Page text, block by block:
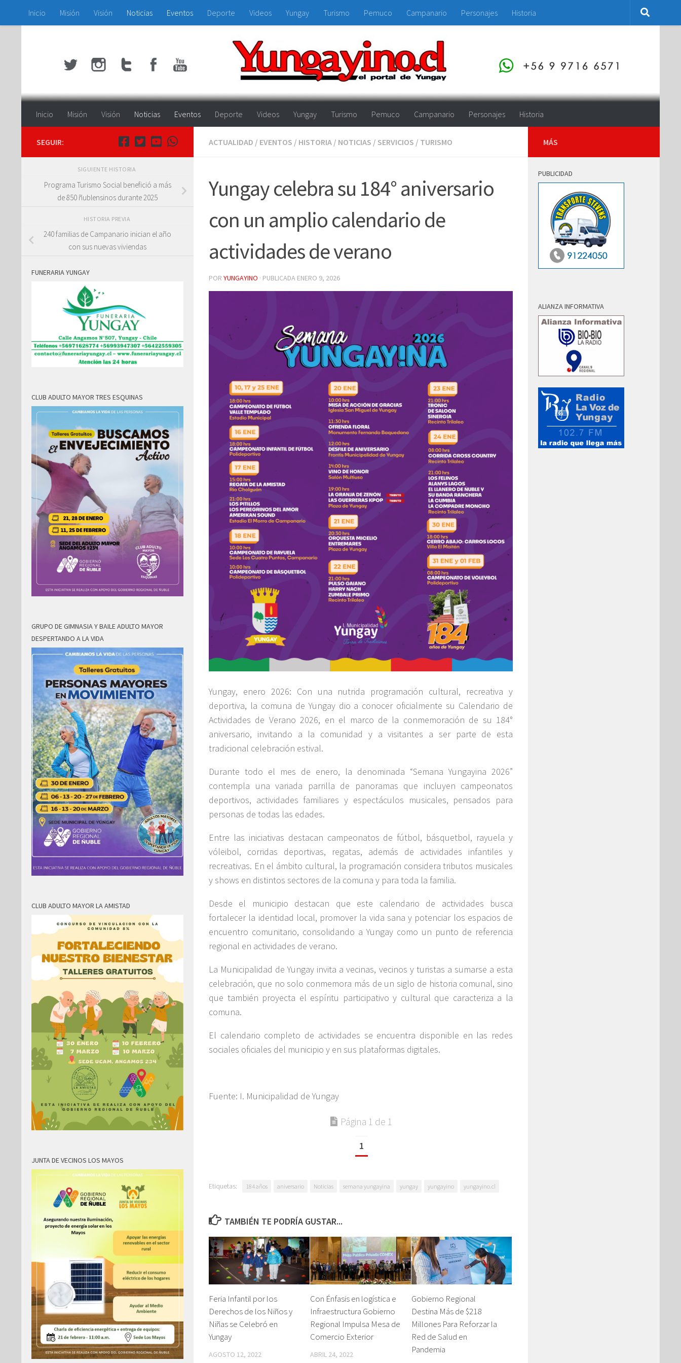
Saltar al contenido
Inicio Misión Visión Noticias Eventos Deporte Videos Yungay Turismo Pemuco Campanario Personajes Historia
Inicio Misión Visión Noticias Eventos Deporte Videos Yungay Turismo Pemuco Campanario Personajes Historia
ACTUALIDAD / EVENTOS / HISTORIA / NOTICIAS / SERVICIOS / TURISMO
Yungay celebra su 184° aniversario
con un amplio calendario de
actividades de verano
POR YUNGAYINO · PUBLICADA ENERO 9, 2026
Yungay, enero 2026: Con una nutrida programación cultural, recreativa y
deportiva, la comuna de Yungay dio a conocer oficialmente su Calendario de
Actividades de Verano 2026, en el marco de la conmemoración de su 184°
aniversario, invitando a la comunidad y a visitantes a ser parte de esta
tradicional celebración estival.
Durante todo el mes de enero, la denominada “Semana Yungayina 2026”
contempla una variada parrilla de panoramas que incluyen campeonatos
deportivos, actividades familiares y espectáculos musicales, pensados para
personas de todas las edades.
Entre las iniciativas destacan campeonatos de fútbol, básquetbol, rayuela y
vóleibol, corridas deportivas, regatas, además de actividades infantiles y
recreativas. En el ámbito cultural, la programación considera tributos musicales
y shows en distintos sectores de la comuna y para toda la familia.
Desde el municipio destacan que este calendario de actividades busca
fortalecer la identidad local, promover la vida sana y potenciar los espacios de
encuentro comunitario, consolidando a Yungay como un punto de referencia
regional en actividades de verano.
La Municipalidad de Yungay invita a vecinas, vecinos y turistas a sumarse a esta
celebración, que no solo conmemora más de un siglo de historia comunal, sino
que también proyecta el espíritu participativo y cultural que caracteriza a la
comuna.
El calendario completo de actividades se encuentra disponible en las redes
sociales oficiales del municipio y en sus plataformas digitales.
Fuente: I. Municipalidad de Yungay
Página 1 de 1
1
Etiquetas: 184 años aniversario Noticias semana yungayina yungay yungayino yungayino.cl
TAMBIÉN TE PODRÍA GUSTAR...
Feria Infantil por los
Derechos de los Niños y
Niñas se Celebró en
Yungay
AGOSTO 12, 2022
Con Énfasis en logística e
Infraestructura Gobierno
Regional Impulsa Mesa de
Comercio Exterior
ABRIL 24, 2022
Gobierno Regional
Destina Más de $218
Millones Para Reforzar la
Red de Salud en
Pandemia
SEGUIR:
SIGUIENTE HISTORIA
Programa Turismo Social benefició a más
de 850 ñublensinos durante 2025
HISTORIA PREVIA
240 familias de Campanario inician el año
con sus nuevas viviendas
FUNERARIA YUNGAY
CLUB ADULTO MAYOR TRES ESQUINAS
GRUPO DE GIMNASIA Y BAILE ADULTO MAYOR
DESPERTANDO A LA VIDA
CLUB ADULTO MAYOR LA AMISTAD
JUNTA DE VECINOS LOS MAYOS
MÁS
PUBLICIDAD
ALIANZA INFORMATIVA